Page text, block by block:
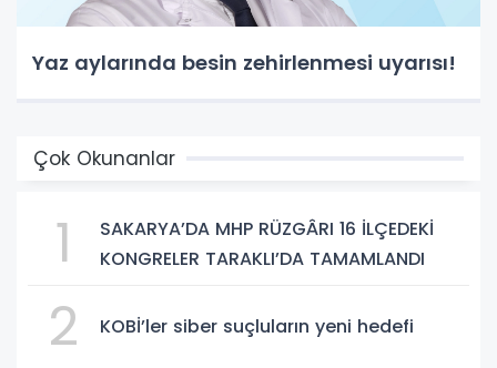
Yaz aylarında besin zehirlenmesi uyarısı!
Çok Okunanlar
1
SAKARYA’DA MHP RÜZGÂRI 16 İLÇEDEKİ
KONGRELER TARAKLI’DA TAMAMLANDI
2 KOBİ’ler siber suçluların yeni hedefi